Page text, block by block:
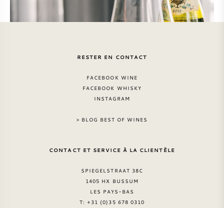
RESTER EN CONTACT
FACEBOOK WINE
FACEBOOK WHISKY
INSTAGRAM
> BLOG BEST OF WINES
CONTACT ET SERVICE À LA CLIENTÈLE
SPIEGELSTRAAT 38C
1405 HX BUSSUM
LES PAYS-BAS
T: +31 (0)35 678 0310